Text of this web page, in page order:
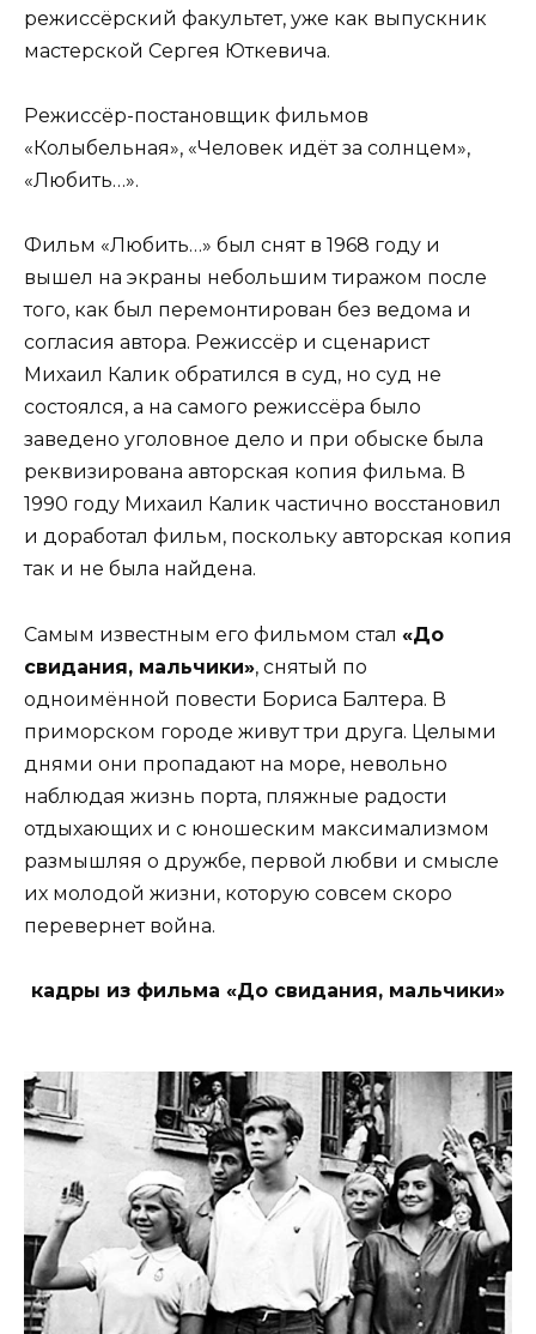
режиссёрский факультет, уже как выпускник
мастерской Сергея Юткевича.
Режиссёр-постановщик фильмов
«Колыбельная», «Человек идёт за солнцем»,
«Любить…».
Фильм «Любить…» был снят в 1968 году и
вышел на экраны небольшим тиражом после
того, как был перемонтирован без ведома и
согласия автора. Режиссёр и сценарист
Михаил Калик обратился в суд, но суд не
состоялся, а на самого режиссёра было
заведено уголовное дело и при обыске была
реквизирована авторская копия фильма. В
1990 году Михаил Калик частично восстановил
и доработал фильм, поскольку авторская копия
так и не была найдена.
Самым известным его фильмом стал «До
свидания, мальчики», снятый по
одноимённой повести Бориса Балтера. В
приморском городе живут три друга. Целыми
днями они пропадают на море, невольно
наблюдая жизнь порта, пляжные радости
отдыхающих и с юношеским максимализмом
размышляя о дружбе, первой любви и смысле
их молодой жизни, которую совсем скоро
перевернет война.
кадры из фильма «До свидания, мальчики»